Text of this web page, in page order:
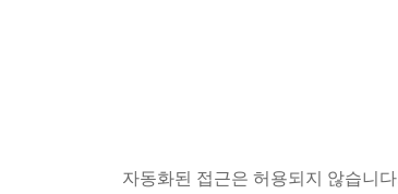
자동화된 접근은 허용되지 않습니